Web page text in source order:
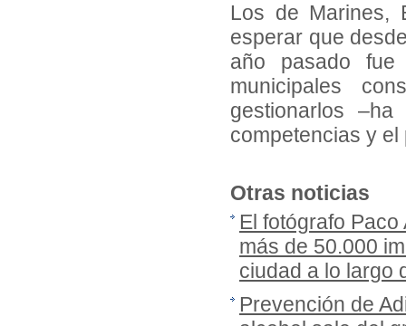
Los de Marines,
esperar que
año pasado
municipales
gestionarlos
competencias y el
Otras noticias
El fotógrafo
más de 50.000
ciudad a lo largo
Prevención de